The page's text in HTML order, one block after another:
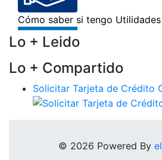
Lo + Leido
Lo + Compartido
Solicitar Tarjeta de Crédito
© 2026 Powered By